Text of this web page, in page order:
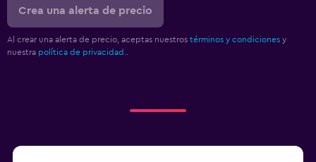
Crea una alerta de precio
Al crear una alerta de precio, aceptas nuestros términos y condiciones y
nuestra política de privacidad.